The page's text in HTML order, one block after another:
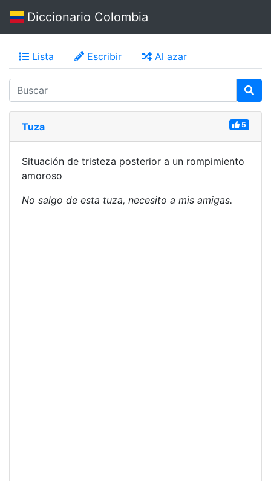
Diccionario Colombia
Lista Escribir Al azar
Tuza 5
Situación de tristeza posterior a un rompimiento
amoroso
No salgo de esta tuza, necesito a mis amigas.